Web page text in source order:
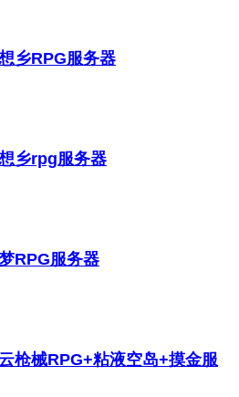
乡RPG服务器
乡rpg服务器
RPG服务器
枪械RPG+粘液空岛+摸金服